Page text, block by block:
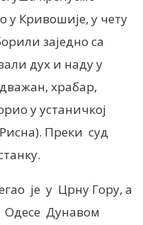
у Кривошије, у чету
заједно са
дух и наду у
храбар,
у устаничкој
Преки суд
је у Црну Гору, а
Дунавом